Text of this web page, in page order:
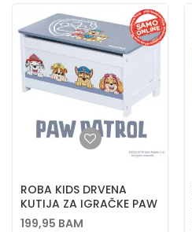
ROBA KIDS DRVENA
KUTIJA ZA IGRAČKE PAW
PATROL
199,95 BAM